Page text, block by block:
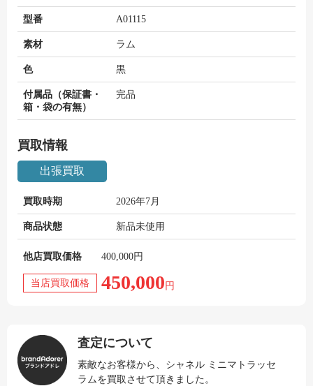
型番 A01115
素材 ラム
色 黒
付属品（保証書・
箱・袋の有無）
完品
買取情報
出張買取
買取時期 2026年7月
商品状態 新品未使用
他店買取価格 400,000円
当店買取価格 450,000 円
査定について
素敵なお客様から、シャネル ミニマトラッセ
ラムを買取させて頂きました。